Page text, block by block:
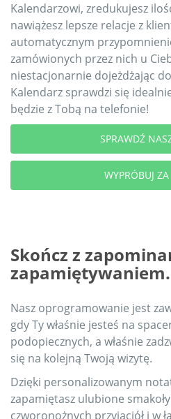
Kalendarzowi, zredukujesz
nawiążesz lepsze relacje z
automatycznym
zamówionych przez nich u
niestacjonarnie dojeżdżając
Kalendarz sprawdzi się
będzie z Tobą na telefonie!
SPRAWDŹ
WYPRÓBUJ
Skończ z
Nasz oprogramowanie jest
gdy Ty właśnie jesteś na
podopiecznych, a właśnie
się na kolejną Twoją wizytę.
Dzięki personalizowanym
zapamiętasz ulubione
czworonożnych przyjaciół i w